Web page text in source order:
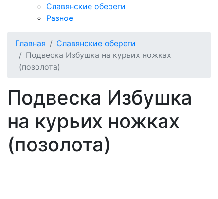
Славянские обереги
Разное
Главная
Славянские обереги
Подвеска Избушка на курьих ножках
(позолота)
Подвеска Избушка
на курьих ножках
(позолота)